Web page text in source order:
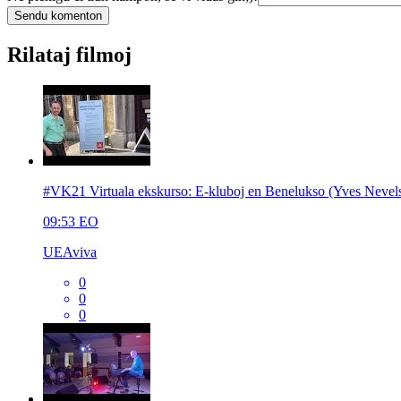
Rilataj filmoj
#VK21 Virtuala ekskurso: E-kluboj en Benelukso (Yves
09:53 EO
UEAviva
0
0
0